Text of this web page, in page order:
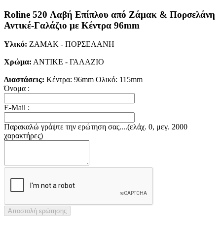
Roline 520 Λαβή Eπίπλου από Ζάμακ & Πορσελάνη
Αντικέ-Γαλάζιο με Κέντρα 96mm
Υλικό: ΖΑΜΑΚ - ΠΟΡΣΕΛΑΝΗ
Χρώμα: ΑΝΤΙΚΕ - ΓΑΛΑΖΙΟ
Διαστάσεις: Κέντρα: 96mm Ολικό: 115mm
Όνομα :
E-Mail :
Παρακαλώ γράψτε την ερώτηση σας....(ελάχ. 0, μεγ. 2000
χαρακτήρες)
Αποστολή ερώτησης